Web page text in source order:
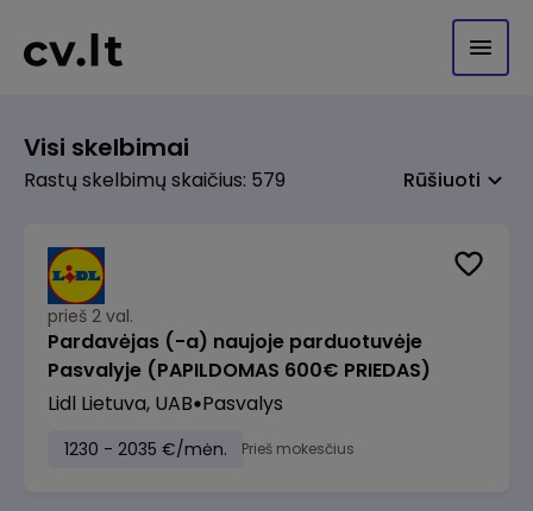
Visi skelbimai
Rastų skelbimų skaičius: 579 Rūšiuoti
prieš 2 val.
Pardavėjas (-a) naujoje parduotuvėje
Pasvalyje (PAPILDOMAS 600€ PRIEDAS)
Lidl Lietuva, UAB Pasvalys
1230 - 2035 €/mėn. Prieš mokesčius